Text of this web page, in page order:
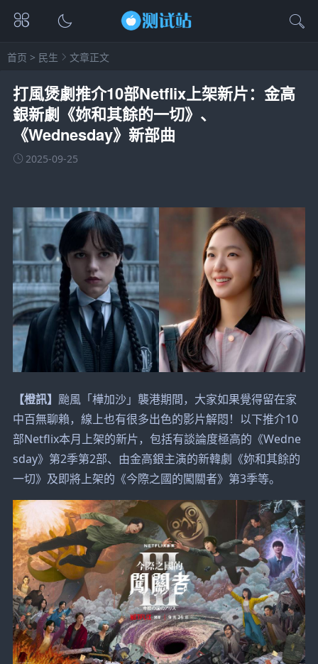
首页 > 民生 文章正文
打風煲劇推介10部Netflix上架新片：金高
銀新劇《妳和其餘的一切》、
《Wednesday》新部曲
2025-09-25
【橙訊】 颱風「樺加沙」襲港期間，大家如果覺得留在家
中百無聊賴，線上也有很多出色的影片解悶！以下推介10
部Netflix本月上架的新片，包括有談論度極高的《Wedne
sday》第2季第2部、由金高銀主演的新韓劇《妳和其餘的
一切》及即將上架的《今際之國的闖關者》第3季等。